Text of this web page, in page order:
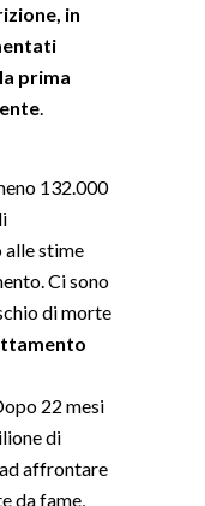
in
prima
132.000
stime
Ci sono
di morte
22 mesi
di
affrontare
da fame,